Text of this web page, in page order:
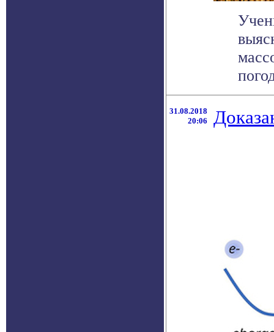
31.08.2018
20:06